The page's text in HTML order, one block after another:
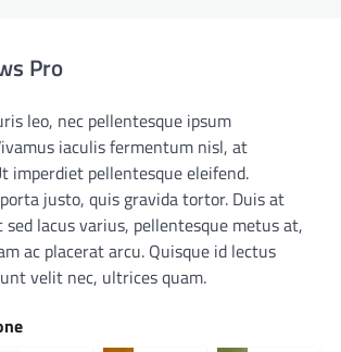
Pro
leo, nec pellentesque ipsum
iaculis fermentum nisl, at
imperdiet pellentesque eleifend.
justo, quis gravida tortor. Duis at
sed lacus varius, pellentesque metus at,
ac placerat arcu. Quisque id lectus
velit nec, ultrices quam.